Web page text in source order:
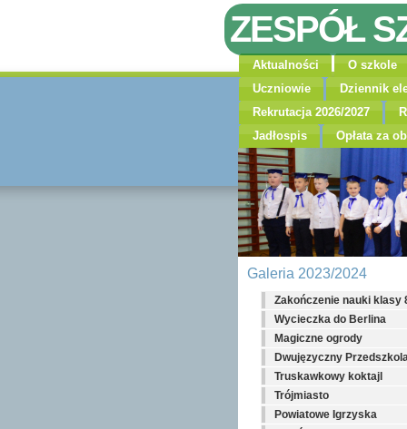
ZESPÓŁ
Aktualności
O szkole
Uczniowie
Dziennik
Rekrutacja 2026/2027
Jadłospis
Opłata za
Galeria 2023/2024
Zakończenie nauki klasy
Wycieczka do Berlina
Magiczne ogrody
Dwujęzyczny
Truskawkowy koktajl
Trójmiasto
Powiatowe Igrzyska